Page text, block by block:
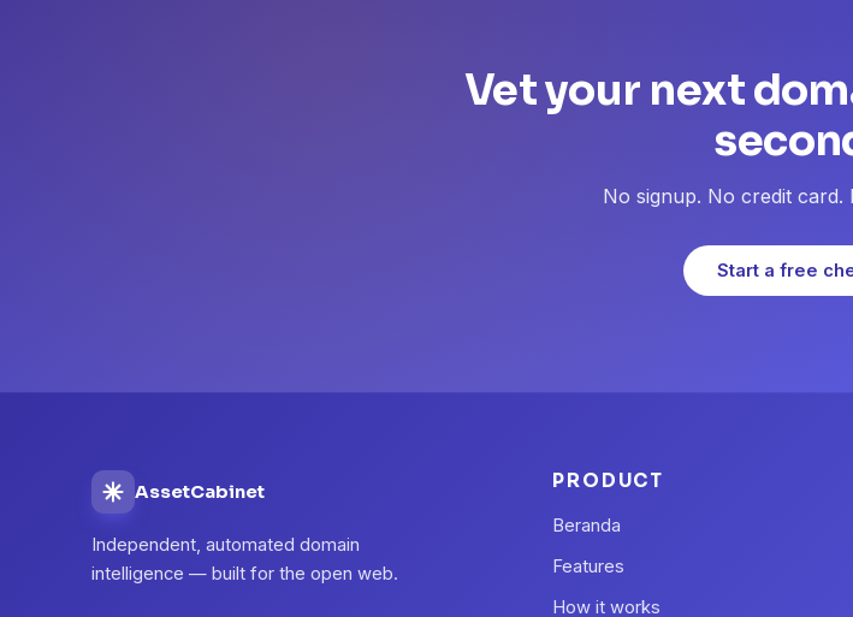
Vet your next
No signup. No credit card.
Start a free
AssetCabinet
Independent, automated domain
intelligence — built for the open web.
PRODUCT
Beranda
Features
How it works